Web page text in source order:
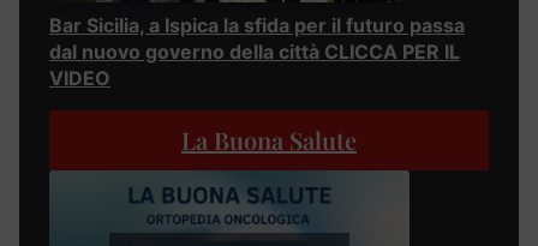
Bar Sicilia, a Ispica la sfida per il futuro passa
dal nuovo governo della città CLICCA PER IL
VIDEO
La Buona Salute